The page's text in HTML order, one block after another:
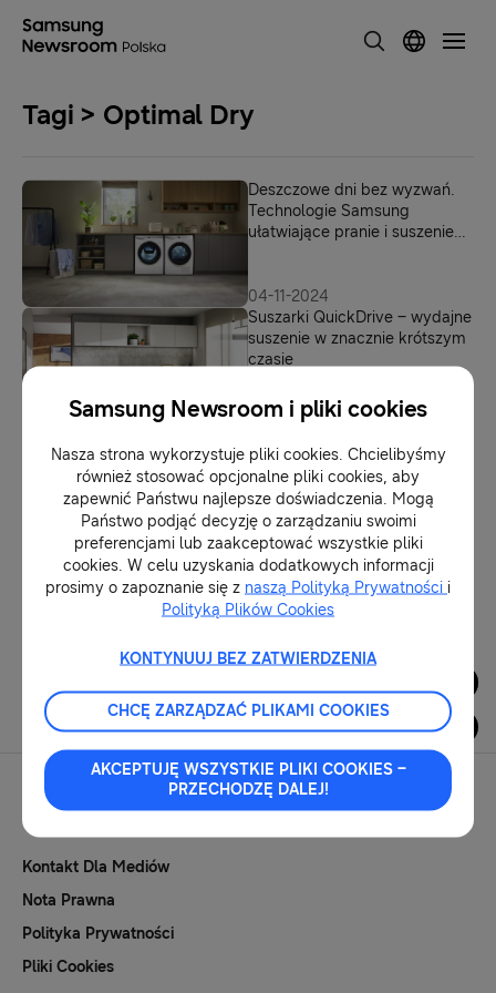
Tagi > Optimal Dry
Deszczowe dni bez wyzwań.
Technologie Samsung
ułatwiające pranie i suszenie
04-11-2024
Suszarki QuickDrive – wydajne
suszenie w znacznie krótszym
czasie
10-05-2018
5 ciekawostek o suszarkach
do ubrań, których nie znacie
26-04-2017
1
Kontakt Dla Mediów
Nota Prawna
Polityka Prywatności
Pliki Cookies
Samsung Newsroom i pliki cookies
Nasza strona wykorzystuje pliki cookies. Chcielibyśmy
również stosować opcjonalne pliki cookies, aby
zapewnić Państwu najlepsze doświadczenia. Mogą
Państwo podjąć decyzję o zarządzaniu swoimi
preferencjami lub zaakceptować wszystkie pliki
cookies. W celu uzyskania dodatkowych informacji
prosimy o zapoznanie się z naszą Polityką Prywatności i
Polityką Plików Cookies
KONTYNUUJ BEZ ZATWIERDZENIA
CHCĘ ZARZĄDZAĆ PLIKAMI COOKIES
AKCEPTUJĘ WSZYSTKIE PLIKI COOKIES –
PRZECHODZĘ DALEJ!